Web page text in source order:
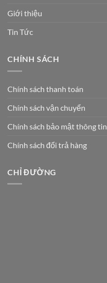
Giới thiệu
Tin Tức
CHÍNH SÁCH
Chính sách thanh toán
Chính sách vận chuyển
Chính sách bảo mật thông tin
Chính sách đổi trả hàng
CHỈ ĐƯỜNG